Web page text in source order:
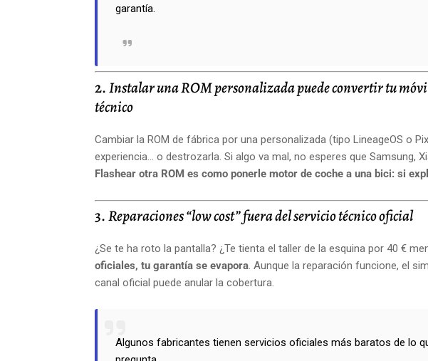
garantía.
2.Instalar una ROM personalizada puede convertir tu
técnico
Cambiar la ROM de fábrica por una personalizada (tipo LineageOS o
experiencia… o destrozarla. Si algo va mal, no esperes que Samsung,
Flashear otra ROM es como ponerle motor de coche a una bici: si
3.Reparaciones “low cost” fuera del servicio técnico oficial
¿Se te ha roto la pantalla? ¿Te tienta el taller de la esquina por 40 €
oficiales, tu garantía se evapora. Aunque la reparación funcione, el
canal oficial puede anular la cobertura.
Algunos fabricantes tienen servicios oficiales más baratos de lo